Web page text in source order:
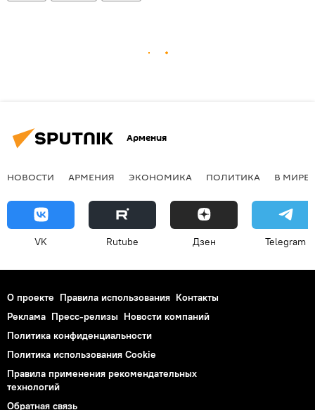
Армения
НОВОСТИ АРМЕНИЯ ЭКОНОМИКА ПОЛИТИКА В МИРЕ
VK Rutube Дзен Telegram
О проекте Правила использования Контакты
Реклама Пресс-релизы Новости компаний
Политика конфиденциальности
Политика использования Cookie
Правила применения рекомендательных
технологий
Обратная связь